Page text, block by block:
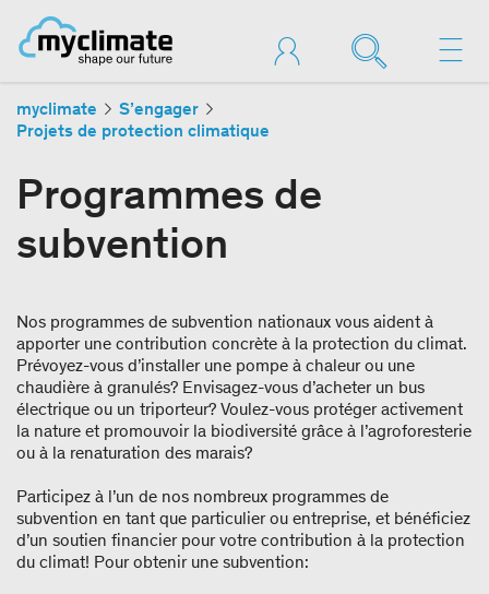
myclimate
S’engager
Projets de protection climatique
Programmes de
subvention
Nos programmes de subvention nationaux vous aident à
apporter une contribution concrète à la protection du climat.
Prévoyez-vous d’installer une pompe à chaleur ou une
chaudière à granulés? Envisagez-vous d’acheter un bus
électrique ou un triporteur? Voulez-vous protéger activement
la nature et promouvoir la biodiversité grâce à l’agroforesterie
ou à la renaturation des marais?
Participez à l’un de nos nombreux programmes de
subvention en tant que particulier ou entreprise, et bénéficiez
d’un soutien financier pour votre contribution à la protection
du climat! Pour obtenir une subvention: